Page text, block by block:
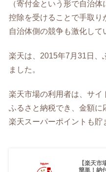
（寄付金という形で自治体
控除を受けることで手取り
自治体側の競争も激化して
楽天は、2015年7月31日、
ました。
楽天市場の利用者は、サイ
ふるさと納税でき、金額に
楽天スーパーポイントも貯
【楽天
簡単！納